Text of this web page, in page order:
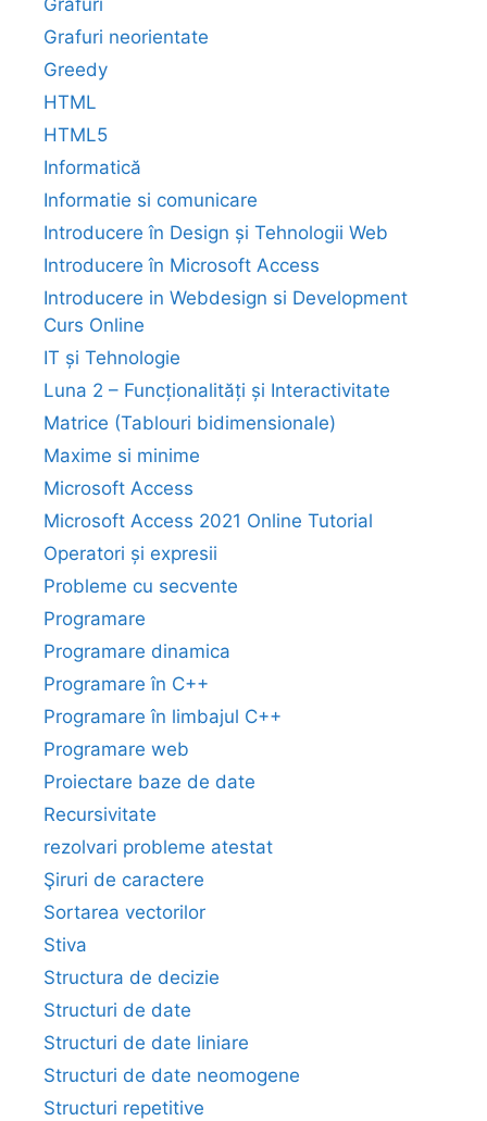
Grafuri neorientate
Greedy
HTML
HTML5
Informatică
Informatie si comunicare
Introducere în Design și Tehnologii Web
Introducere în Microsoft Access
Introducere in Webdesign si Development
Curs Online
IT și Tehnologie
Luna 2 – Funcționalități și Interactivitate
Matrice (Tablouri bidimensionale)
Maxime si minime
Microsoft Access
Microsoft Access 2021 Online Tutorial
Operatori și expresii
Probleme cu secvente
Programare
Programare dinamica
Programare în C++
Programare în limbajul C++
Programare web
Proiectare baze de date
Recursivitate
rezolvari probleme atestat
Şiruri de caractere
Sortarea vectorilor
Stiva
Structura de decizie
Structuri de date
Structuri de date liniare
Structuri de date neomogene
Structuri repetitive